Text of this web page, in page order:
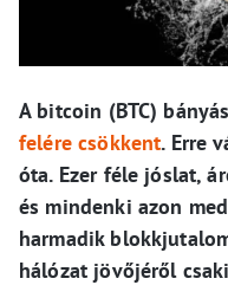
A bitcoin (BTC)
felére csökkent. Erre
óta. Ezer féle jóslat,
és mindenki azon
harmadik
hálózat jövőjéről